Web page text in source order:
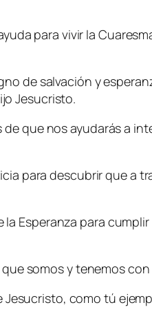
para vivir la
de salvación y
Jesucristo.
que nos ayudarás a
para descubrir que a
Esperanza para
somos y tenemos
como tú